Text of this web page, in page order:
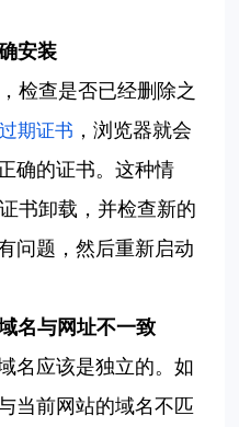
安装
检查是否已经删除之
过期证书 ，浏览器就会
确的证书。这种情
书卸载，并检查新的
问题，然后重新启动
名与网址不一致
名应该是独立的。如
当前网站的域名不匹